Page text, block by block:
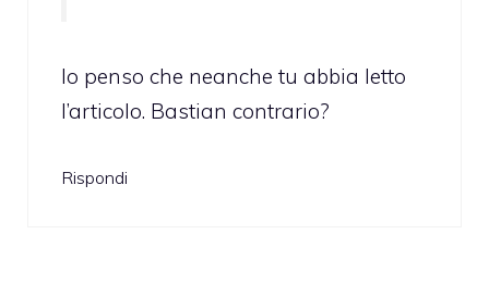
Io penso che neanche tu abbia letto
l’articolo. Bastian contrario?
Rispondi